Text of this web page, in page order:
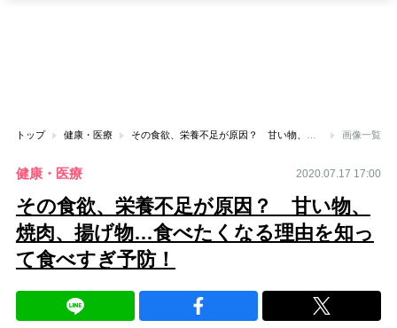
トップ 健康・医療 画像一覧
健康・医療 2020.07.17 17:00
その食欲、栄養不足が原因？ 甘い物、
焼肉、揚げ物…食べたくなる理由を知っ
て食べすぎ予防！